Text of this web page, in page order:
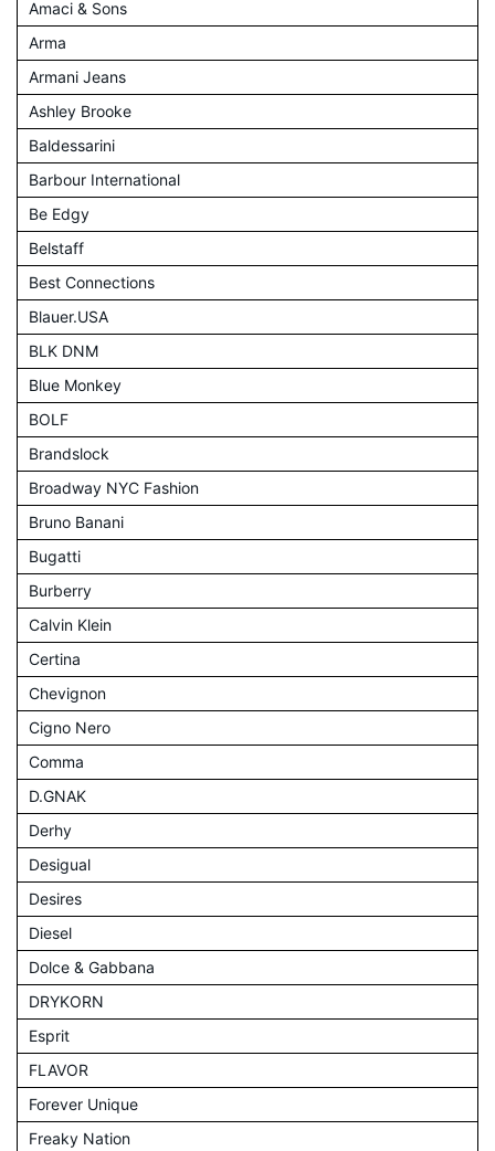
Amaci & Sons
Arma
Armani Jeans
Ashley Brooke
Baldessarini
Barbour International
Be Edgy
Belstaff
Best Connections
Blauer.USA
BLK DNM
Blue Monkey
BOLF
Brandslock
Broadway NYC Fashion
Bruno Banani
Bugatti
Burberry
Calvin Klein
Certina
Chevignon
Cigno Nero
Comma
D.GNAK
Derhy
Desigual
Desires
Diesel
Dolce & Gabbana
DRYKORN
Esprit
FLAVOR
Forever Unique
Freaky Nation